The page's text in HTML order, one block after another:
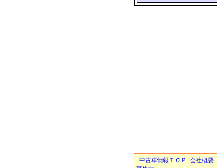
中古車情報ＴＯＰ 会社概要